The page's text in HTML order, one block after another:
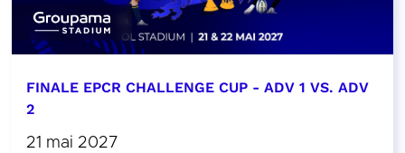
FINALE EPCR CHALLENGE CUP - ADV 1 VS. ADV
2
21 mai 2027